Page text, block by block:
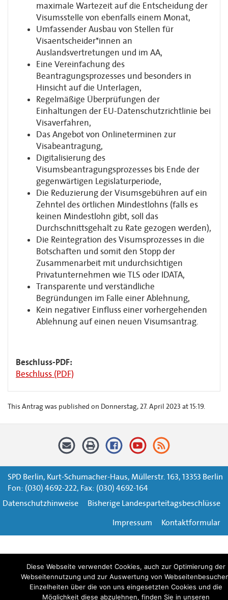
maximale Wartezeit auf die Entscheidung der
Visumsstelle von ebenfalls einem Monat,
Umfassender Ausbau von Stellen für
Visaentscheider*innen an
Auslandsvertretungen und im AA,
Eine Vereinfachung des
Beantragungsprozesses und besonders in
Hinsicht auf die Unterlagen,
Regelmäßige Überprüfungen der
Einhaltungen der EU-Datenschutzrichtlinie bei
Visaverfahren,
Das Angebot von Onlineterminen zur
Visabeantragung,
Digitalisierung des
Visumsbeantragungsprozesses bis Ende der
gegenwärtigen Legislaturperiode,
Die Reduzierung der Visumsgebühren auf ein
Zehntel des örtlichen Mindestlohns (falls es
keinen Mindestlohn gibt, soll das
Durchschnittsgehalt zu Rate gezogen werden),
Die Reintegration des Visumsprozesses in die
Botschaften und somit den Stopp der
Zusammenarbeit mit undurchsichtigen
Privatunternehmen wie TLS oder IDATA,
Transparente und verständliche
Begründungen im Falle einer Ablehnung,
Kein negativer Einfluss einer vorhergehenden
Ablehnung auf einen neuen Visumsantrag.
Beschluss-PDF:
Beschluss (PDF)
This Antrag was published on Donnerstag, 27. April 2023 at 15:19.
SPD Berlin, Kurt-Schumacher-Haus, Müllerstr. 163, 13353 Berlin
Fon: (030) 4692-222, Fax: (030) 4692-164
Datenschutzhinweise
Bisherige Landesparteitagsbeschlüsse
Impressum
Kontaktformular
Diese Webseite verwendet Cookies, auch zur Optimierung der
Webseitennutzung und zur Auswertung von
Einzelheiten über die von uns eingesetzten Cookies und die
Möglichkeit diese abzulehnen, finden Sie in unseren